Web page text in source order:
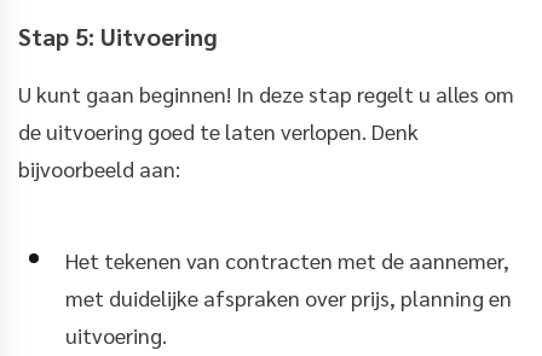
Stap 5: Uitvoering
U kunt gaan beginnen! In deze stap regelt u alles om
de uitvoering goed te laten verlopen. Denk
bijvoorbeeld aan:
Het tekenen van contracten met de aannemer,
met duidelijke afspraken over prijs, planning en
uitvoering.